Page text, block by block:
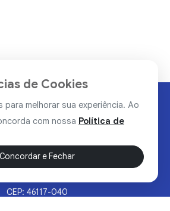
CEP: 46117-040
de Cookies
para melhorar sua experiência. Ao
com nossa Política de
Concordar e Fechar